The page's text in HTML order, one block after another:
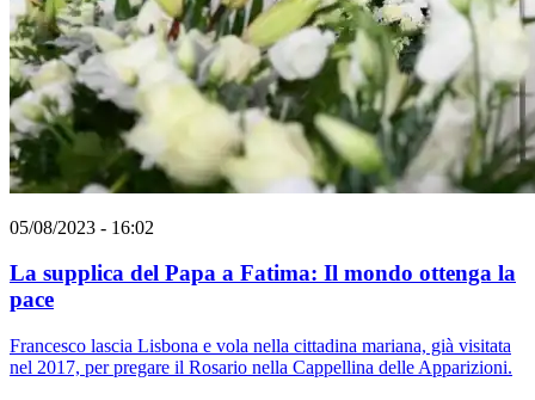
05/08/2023 - 16:02
La supplica del Papa a Fatima: Il mondo ottenga la
pace
Francesco lascia Lisbona e vola nella cittadina mariana, già visitata
nel 2017, per pregare il Rosario nella Cappellina delle Apparizioni.